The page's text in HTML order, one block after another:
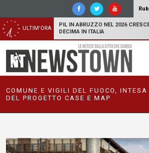
ULTIM'ORA
PIL IN ABRUZZO NEL 2026
DECIMA IN ITALIA
COMUNE E VIGILI DEL FUOCO,
DEL PROGETTO CASE E MAP